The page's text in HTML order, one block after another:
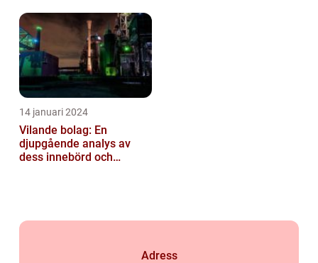
14 januari 2024
Vilande bolag: En
djupgående analys av
dess innebörd och
Adress